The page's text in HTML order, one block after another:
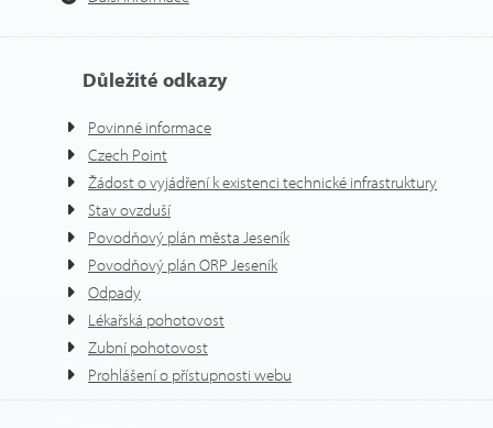
Důležité odkazy
Povinné informace
Czech Point
Žádost o vyjádření k existenci technické infrastruktury
Stav ovzduší
Povodňový plán města Jeseník
Povodňový plán ORP Jeseník
Odpady
Lékařská pohotovost
Zubní pohotovost
Prohlášení o přístupnosti webu